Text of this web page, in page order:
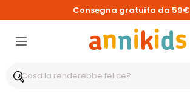
Consegna gratuita da 59€